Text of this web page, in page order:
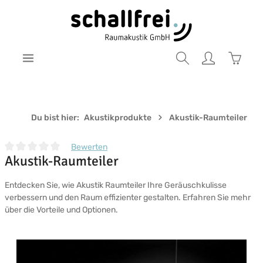
Zum Hauptinhalt springen
Du bist hier: Akustikprodukte Akustik-Raumteiler
Durchschnittliche Bewertung von 0 von 5 Sternen
Bewerten
Akustik-Raumteiler
Entdecken Sie, wie Akustik Raumteiler Ihre Geräuschkulisse
verbessern und den Raum effizienter gestalten. Erfahren Sie mehr
über die Vorteile und Optionen.